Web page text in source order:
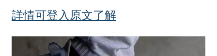
詳情可登入原文了解